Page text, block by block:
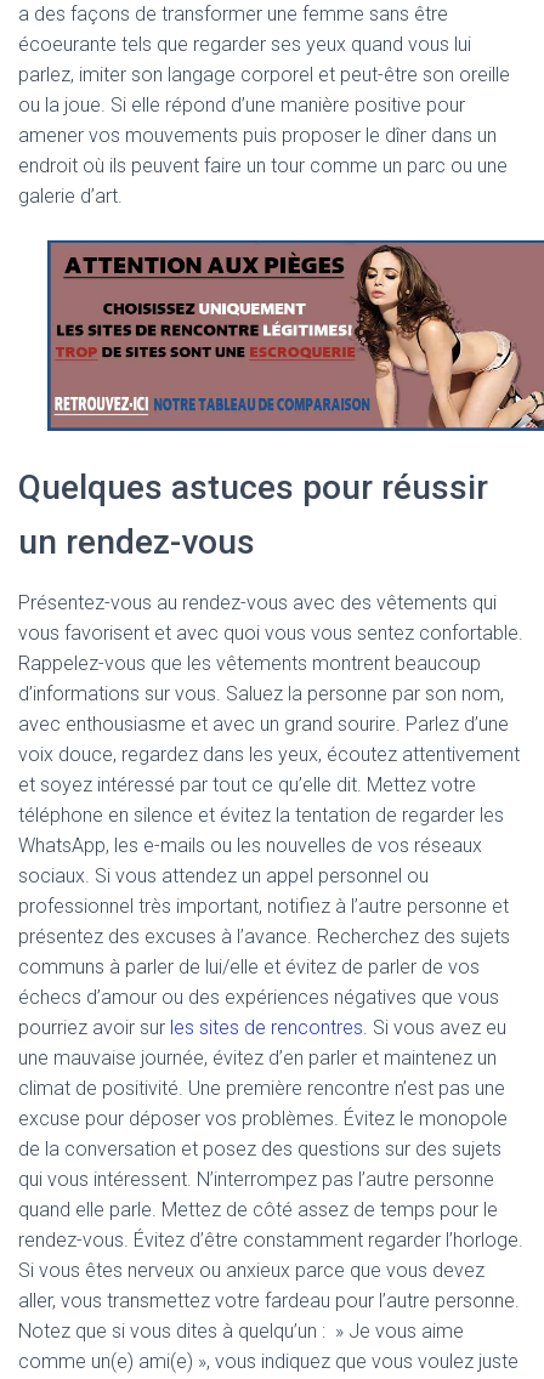
a des façons de transformer une femme sans être
écoeurante tels que regarder ses yeux quand vous lui
parlez, imiter son langage corporel et peut-être son oreille
ou la joue. Si elle répond d’une manière positive pour
amener vos mouvements puis proposer le dîner dans un
endroit où ils peuvent faire un tour comme un parc ou une
galerie d’art.
Quelques astuces pour réussir
un rendez-vous
Présentez-vous au rendez-vous avec des vêtements qui
vous favorisent et avec quoi vous vous sentez confortable.
Rappelez-vous que les vêtements montrent beaucoup
d’informations sur vous. Saluez la personne par son nom,
avec enthousiasme et avec un grand sourire. Parlez d’une
voix douce, regardez dans les yeux, écoutez attentivement
et soyez intéressé par tout ce qu’elle dit. Mettez votre
téléphone en silence et évitez la tentation de regarder les
WhatsApp, les e-mails ou les nouvelles de vos réseaux
sociaux. Si vous attendez un appel personnel ou
professionnel très important, notifiez à l’autre personne et
présentez des excuses à l’avance. Recherchez des sujets
communs à parler de lui/elle et évitez de parler de vos
échecs d’amour ou des expériences négatives que vous
pourriez avoir sur les sites de rencontres . Si vous avez eu
une mauvaise journée, évitez d’en parler et maintenez un
climat de positivité. Une première rencontre n’est pas une
excuse pour déposer vos problèmes. Évitez le monopole
de la conversation et posez des questions sur des sujets
qui vous intéressent. N’interrompez pas l’autre personne
quand elle parle. Mettez de côté assez de temps pour le
rendez-vous. Évitez d’être constamment regarder l’horloge.
Si vous êtes nerveux ou anxieux parce que vous devez
aller, vous transmettez votre fardeau pour l’autre personne.
Notez que si vous dites à quelqu’un : » Je vous aime
comme un(e) ami(e) », vous indiquez que vous voulez juste